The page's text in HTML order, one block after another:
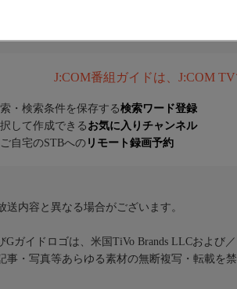
J:COM番組ガイドは、J:COM
・検索条件を保存する検索ワード登録
して作成できる お気に入りチャンネル
自宅のSTBへの リモート録画予約
内容と異なる場合がございます。
ガイドロゴは、米国TiVo Brands LLCおよび
・写真等あらゆる素材の無断複写・転載を禁